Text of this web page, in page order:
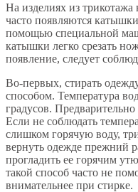
На изделиях из трикотажа
часто появляются
помощью специальной
катышки легко срезать
появление, следует
Во-первых, стирать
способом. Температура
градусов.
Если не соблюдать
слишком горячую воду,
вернуть одежде прежний
прогладить ее горячим
такой способ часто не
внимательнее при стирке.